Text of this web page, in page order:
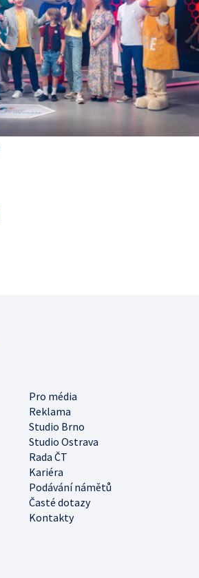
Pro média
Reklama
Studio Brno
Studio Ostrava
Rada ČT
Kariéra
Podávání námětů
Časté dotazy
Kontakty